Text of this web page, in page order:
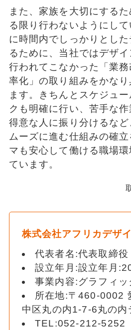
また、家族を大切にする
る限り行わないようにし
に時間内でしっかりとし
るために、当社ではデザ
行われてこなかった「業
率化」の取り組みをかな
ます。きちんとスケジュ
クも明確に行い、苦手な
得意な人に振り分けるな
ムーズに進む仕組みの確
マも安心して働ける職場
ています。
株式会社アフリカデザ
代表者名:代表取締
設立年月:設立年月
事業内容:グラフィッ
所在地:〒460-0002
中区丸の内1-7-6丸の内
TEL:052-212-5252